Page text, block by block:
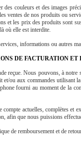
couleurs et des images
ventes de nos produits ou
et les prix des produits sont
où elle est interdite.
informations ou autres
DE FACTURATION ET
reçue. Nous pouvons, à
et/ou aux commandes
fourni au moment de la
actuelles, complètes et
afin que nous puissions
de remboursement et de